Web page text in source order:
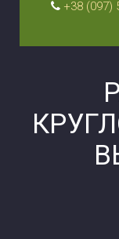
+38 (097)